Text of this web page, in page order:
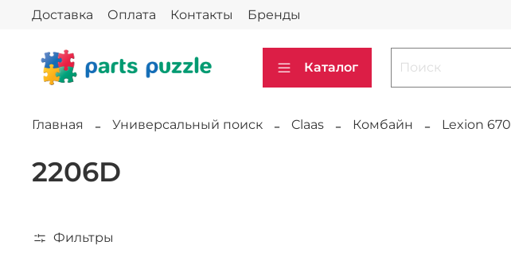
Доставка Оплата Контакты Бренды
Каталог
Главная Универсальный поиск Claas Комбайн Lexion 670
2206D
Фильтры